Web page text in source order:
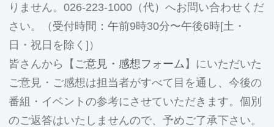
りません。026-223-1000（代）へお問い合わせくだ
さい。（受付時間：午前9時30分〜午後6時[土・
日・祝日を除く]）
皆さんから【 ご意見・感想フォーム 】にいただいた
ご意見・ご感想は担当者がすべて目を通し、今後の
番組・イベントの参考にさせていただきます。個別
のご返答はいたしませんので、予めご了承下さい。